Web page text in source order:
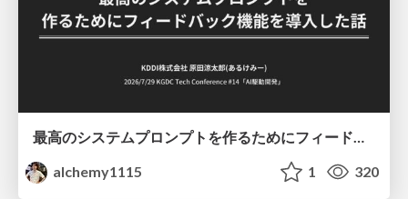
最高のシステムプロンプトを作るためにフィードバック機能を導入した話
alchemy1115
1 320